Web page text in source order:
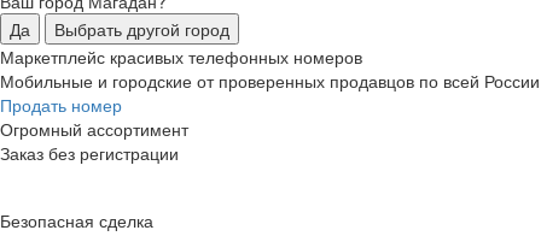
Да
Выбрать другой город
Маркетплейс красивых телефонных номеров
Мобильные и городские от проверенных продавцов по всей России
Продать номер
Огромный ассортимент
Заказ без регистрации
Безопасная сделка